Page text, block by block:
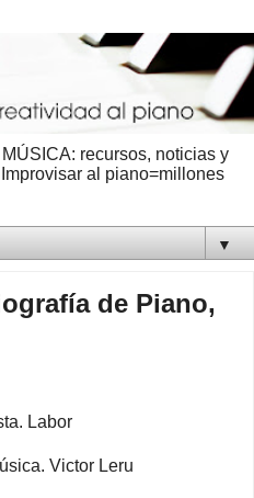
recursos, noticias y
al piano=millones
▼
de Piano,
Labor
Victor Leru